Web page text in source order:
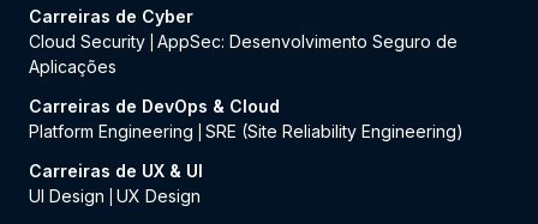
Carreiras de Cyber
Cloud Security AppSec: Desenvolvimento Seguro de
Aplicações
Carreiras de DevOps & Cloud
Platform Engineering
SRE (Site Reliability Engineering)
Carreiras de UX & UI
UI Design
UX Design